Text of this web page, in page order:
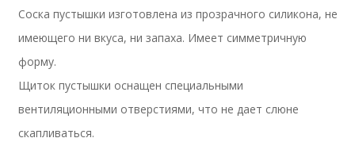
Соска пустышки изготовлена из прозрачного силикона, не
имеющего ни вкуса, ни запаха. Имеет симметричную
форму.
Щиток пустышки оснащен специальными
вентиляционными отверстиями, что не дает слюне
скапливаться.